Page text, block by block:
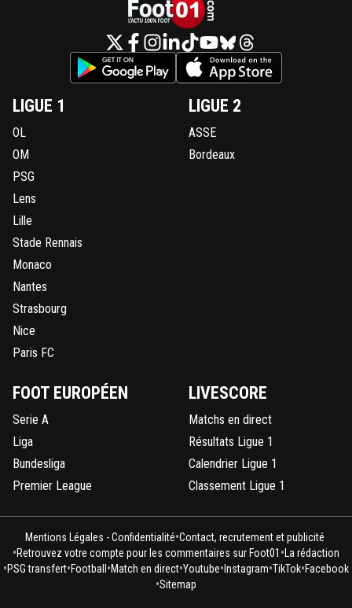
LIGUE 1
OL
OM
PSG
Lens
Lille
Stade Rennais
Monaco
Nantes
Strasbourg
Nice
Paris FC
LIGUE 2
ASSE
Bordeaux
FOOT EUROPÉEN
Serie A
Liga
Bundesliga
Premier League
LIVESCORE
Matchs en direct
Résultats Ligue 1
Calendrier Ligue 1
Classement Ligue 1
Mentions Légales - Confidentialité•Contact, recrutement et publicité
•Retrouvez votre compte pour les commentaires sur Foot01 • La rédaction
•PSG transfert•Football •Match en direct•Youtube• Instagram•TikTok•Facebook
•Sitemap